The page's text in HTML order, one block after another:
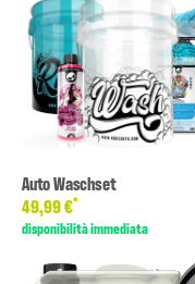
Auto Waschset
49,99 €*
disponibilità immediata